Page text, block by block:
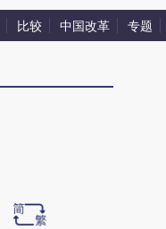
比较 中国改革 专题